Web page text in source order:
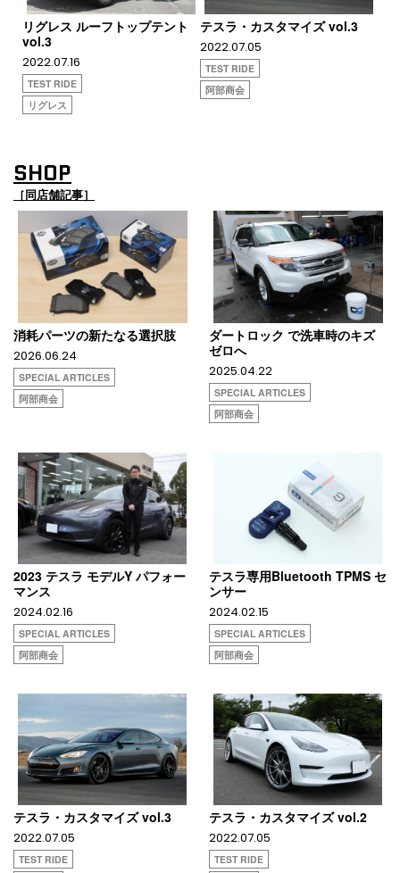
リグレス ルーフトップテント
vol.3
2022.07.16
TEST RIDE
リグレス
テスラ・カスタマイズ vol.3
2022.07.05
TEST RIDE
阿部商会
SHOP
［同店舗記事］
消耗パーツの新たなる選択肢
2026.06.24
SPECIAL ARTICLES
阿部商会
ダートロック で洗車時のキズ
ゼロへ
2025.04.22
SPECIAL ARTICLES
阿部商会
2023 テスラ モデルY パフォー
マンス
2024.02.16
SPECIAL ARTICLES
阿部商会
テスラ専用Bluetooth TPMS セ
ンサー
2024.02.15
SPECIAL ARTICLES
阿部商会
テスラ・カスタマイズ vol.3
2022.07.05
TEST RIDE
テスラ・カスタマイズ vol.2
2022.07.05
TEST RIDE